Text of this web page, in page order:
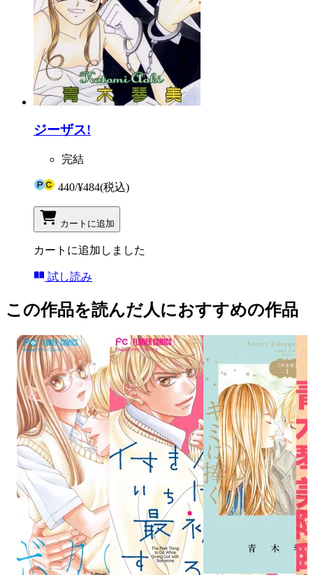
ジーザス!
完結
440/¥484(税込)
カートに追加
カートに追加しました
試し読み
この作品を読んだ人におすすめの作品